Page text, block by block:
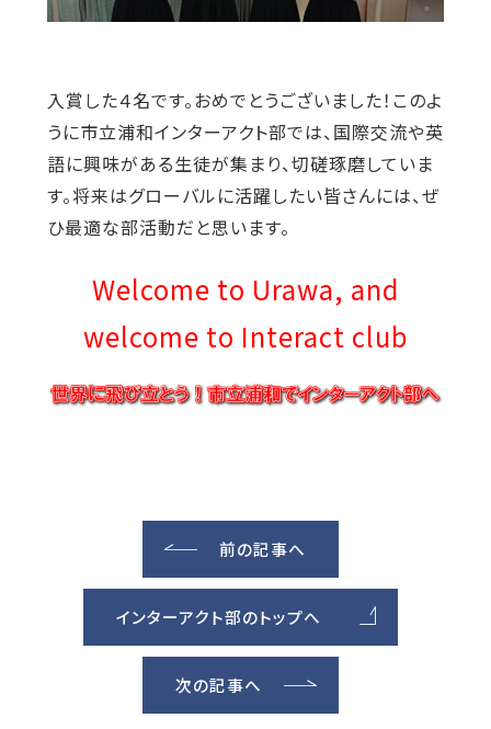
入賞した４名です。おめでとうございました！このよ
うに市立浦和インターアクト部では、国際交流や英
語に興味がある生徒が集まり、切磋琢磨していま
す。将来はグローバルに活躍したい皆さんには、ぜ
ひ最適な部活動だと思います。
Welcome to Urawa, and
welcome to Interact club
前の記事へ
インターアクト部のトップへ
次の記事へ